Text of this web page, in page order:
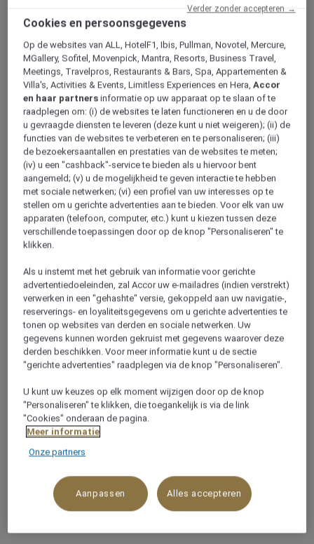
MÖVENPICK SHARM EL SHEIKH
Shahrzad
Naama Bay 46619 South Sinai
46619
SHARM EL SHEIKH
Egypte
Tel: +20693600081
E-mailadres voor contact: Resort.SharmElsheikh
@movenpick.com
Cookies en persoonsgegevens
Op de websites van ALL, HotelF1, Ibis, Pullman, Novotel, Mercure,
MGallery, Sofitel, Movenpick, Mantra, Resorts, Business Travel,
Meetings, Travelpros, Restaurants & Bars, Spa, Appartementen &
Villa's, Activities & Events, Limitless Experiences en Hera,Accor
en haar partners informatie op uw apparaat op te slaan of te
raadplegen om: (i) de websites te laten functioneren en u de door
u gevraagde diensten te leveren (deze kunt u niet weigeren); (ii) de
functies van de websites te verbeteren en te personaliseren; (iii)
de bezoekersaantallen en prestaties van de websites te meten;
(iv) u een "cashback"-service te bieden als u hiervoor bent
aangemeld; (v) u de mogelijkheid te geven interactie te hebben
met sociale netwerken; (vi) een profiel van uw interesses op te
stellen om u gerichte advertenties aan te bieden. Voor elk van uw
apparaten (telefoon, computer, etc.) kunt u kiezen tussen deze
verschillende toepassingen door op de knop "Personaliseren" te
klikken.
Als u instemt met het gebruik van informatie voor gerichte
advertentiedoeleinden, zal Accor uw e-mailadres (indien verstrekt)
verwerken in een "gehashte" versie, gekoppeld aan uw navigatie-,
reserverings- en loyaliteitsgegevens om u gerichte advertenties te
tonen op websites van derden en sociale netwerken. Uw
gegevens kunnen worden gekruist met gegevens waarover deze
derden beschikken. Voor meer informatie kunt u de sectie
"gerichte advertenties" raadplegen via de knop "Personaliseren".
U kunt uw keuzes op elk moment wijzigen door op de knop
"Personaliseren" te klikken, die toegankelijk is via de link
"Cookies" onderaan de pagina.
Meer informatie
Onze partners
Aanpassen Alles accepteren
Verder zonder accepteren →